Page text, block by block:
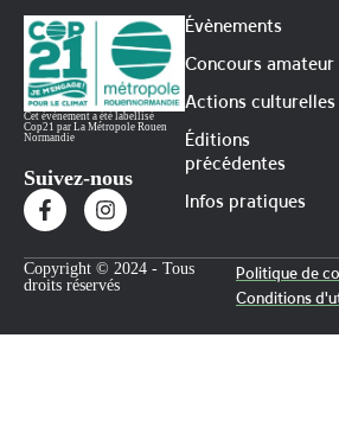
Cet évènement a été labellisé
Cop21 par La Métropole Rouen
Normandie
Suivez-nous
Évènements
Concours amateur
Actions culturelles
Éditions
précédentes
Infos pratiques
Copyright © 2024 - Tous
droits réservés
Politique de
Conditions